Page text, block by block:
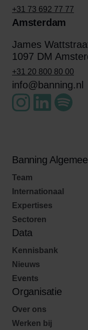
+31 73 692 77 77
Amsterdam
James
1097 DM
+31 20 800 80 00
info@banning.nl
Banning
Team
Internationaal
Expertises
Sectoren
Data
Kennisbank
Nieuws
Events
Organisatie
Over ons
Werken bij